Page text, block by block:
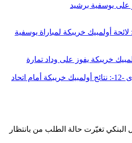
على يوسفية برشيد
لائحة أولمبيك خريبكة لمباراة يوسفية
بطولة الفئات الصغرى -12-: نتائج أولمبيك خريبكة أمام اتحاد
البنكي تغيّرت حالة الطلب من بانتظار